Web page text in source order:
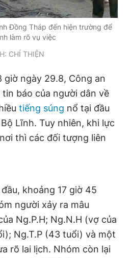
Liên hệ quảng cáo
0908 780 404
Tòa soạn
Dũng
Hưng
- BTTTT cấp ngày 24.3.2020
về Báo Thanh Niên. Cấm sao
không có sự chấp thuận bằng văn
JSC.
Đồng Tháp đến hiện trường để
làm rõ vụ việc
CHÍ THIỆN
giờ ngày 29.8, Công an
báo của người dân về
tiếng súng nổ tại đầu
Lĩnh. Tuy nhiên, khi lực
thì các đối tượng liên
khoảng 17 giờ 45
người xảy ra mâu
Ng.P.H; Ng.N.H (vợ của
Ng.T.P (43 tuổi) và một
rõ lai lịch. Nhóm còn lại